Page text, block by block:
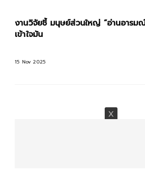
งานวิจัยชี้ มนุษย์ส่วนใหญ่ “อ่านอารม
เข้าใจมัน
15 Nov 2025